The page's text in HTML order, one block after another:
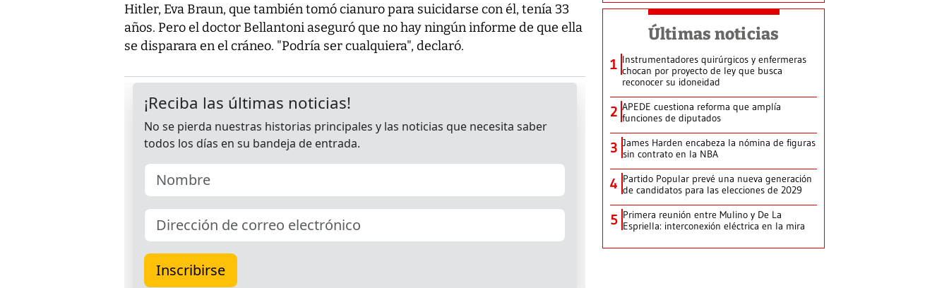
Hitler, Eva Braun, que también tomó cianuro para suicidarse con él, tenía 33
años. Pero el doctor Bellantoni aseguró que no hay ningún informe de que ella
se disparara en el cráneo. "Podría ser cualquiera", declaró.
Últimas noticias
1 Instrumentadores quirúrgicos y enfermeras
chocan por proyecto de ley que busca
reconocer su idoneidad
2 APEDE cuestiona reforma que amplía
funciones de diputados
3 James Harden encabeza la nómina de figuras
sin contrato en la NBA
4 Partido Popular prevé una nueva generación
de candidatos para las elecciones de 2029
5 Primera reunión entre Mulino y De La
Espriella: interconexión eléctrica en la mira